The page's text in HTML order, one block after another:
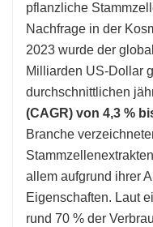
pflanzliche
Nachfrage in der
2023 wurde der
Milliarden US-Dollar
durchschnittlichen
(CAGR) von 4,3 %
Branche
allem aufgrund ihrer
Eigenschaften. Laut
rund 70 % der